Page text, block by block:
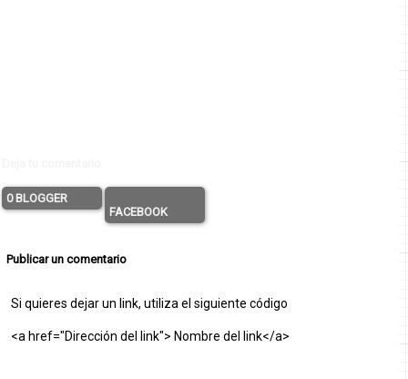
0 BLOGGER
FACEBOOK
Publicar un comentario
Si quieres dejar un link, utiliza el siguiente código
<a href="Dirección del link"> Nombre del link</a>